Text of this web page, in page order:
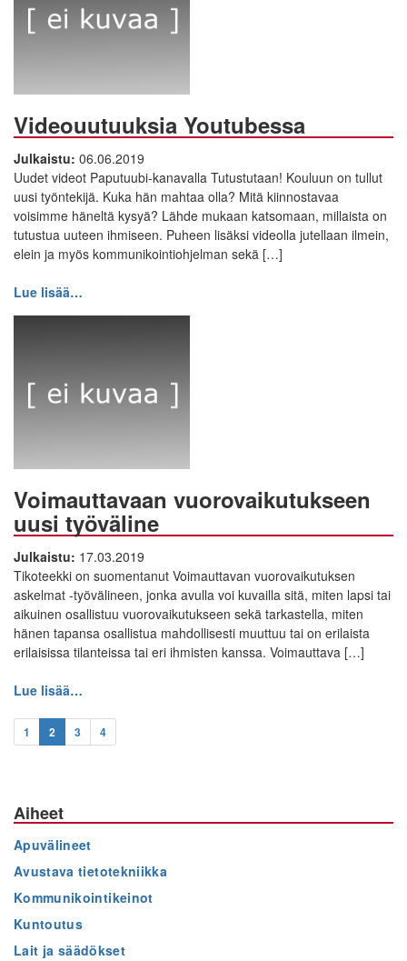
Videouutuuksia Youtubessa
Julkaistu: 06.06.2019
Uudet videot Paputuubi-kanavalla Tutustutaan! Kouluun on tullut
uusi työntekijä. Kuka hän mahtaa olla? Mitä kiinnostavaa
voisimme häneltä kysyä? Lähde mukaan katsomaan, millaista on
tutustua uuteen ihmiseen. Puheen lisäksi videolla jutellaan ilmein,
elein ja myös kommunikointiohjelman sekä […]
Lue lisää…
Voimauttavaan vuorovaikutukseen
uusi työväline
Julkaistu: 17.03.2019
Tikoteekki on suomentanut Voimauttavan vuorovaikutuksen
askelmat -työvälineen, jonka avulla voi kuvailla sitä, miten lapsi tai
aikuinen osallistuu vuorovaikutukseen sekä tarkastella, miten
hänen tapansa osallistua mahdollisesti muuttuu tai on erilaista
erilaisissa tilanteissa tai eri ihmisten kanssa. Voimauttava […]
Lue lisää…
1 2 3 4
Aiheet
Apuvälineet
Avustava tietotekniikka
Kommunikointikeinot
Kuntoutus
Lait ja säädökset